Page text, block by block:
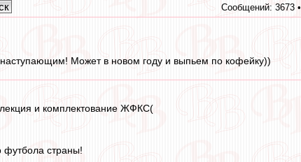
Сообщений: 3673 •
Может в новом году и выпьем по кофейку))
и комплектование ЖФКС(
футбола страны!